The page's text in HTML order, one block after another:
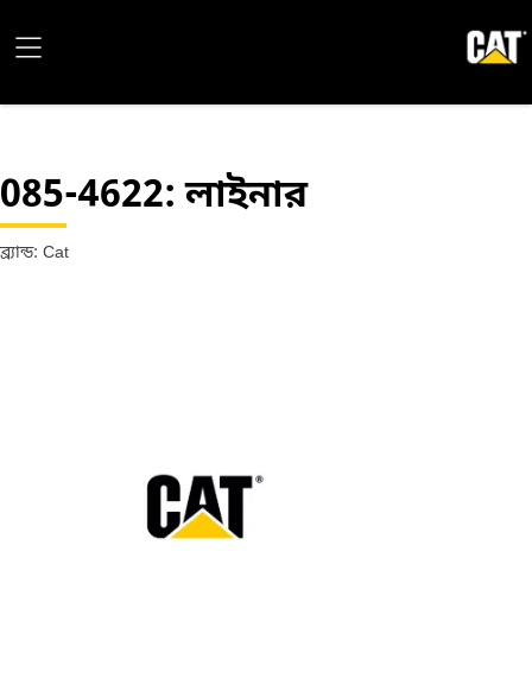
085-4622: লাইনার
ব্র্যান্ড: Cat